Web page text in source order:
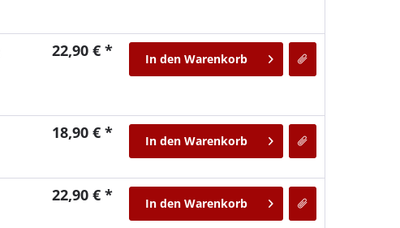
22,90 € * In den Warenkorb
18,90 € * In den Warenkorb
22,90 € * In den Warenkorb